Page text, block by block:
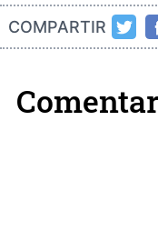
COMPARTIR